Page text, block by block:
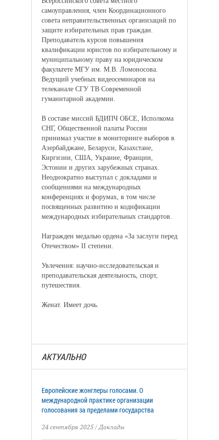
самоуправления, член Координационного
совета неправительственных организаций по
защите избирательных прав граждан.
Преподаватель курсов повышения
квалификации юристов по избирательному и
муниципальному праву на юридическом
факультете МГУ им. М.В. Ломоносова.
Ведущий учебных видеосеминаров на
телеканале СГУ ТВ Современной
гуманитарной академии.
В составе миссий БДИПЧ ОБСЕ, Исполкома
СНГ, Общественной палаты России
принимал участие в мониторинге выборов в
Азербайджане, Беларуси, Казахстане,
Киргизии, США, Украине, Франции,
Эстонии и других зарубежных странах.
Неоднократно выступал с докладами и
сообщениями на международных
конференциях и форумах, в том числе
посвященных развитию и кодификации
международных избирательных стандартов.
Награжден медалью ордена «За заслуги перед
Отечеством» II степени.
Увлечения: научно-исследовательская и
преподавательская деятельность, спорт,
путешествия.
Женат. Имеет дочь.
АКТУАЛЬНО
Европейские жонглеры голосами. О
международной практике организации
голосования за пределами государства
24 сентября 2025/Доклады